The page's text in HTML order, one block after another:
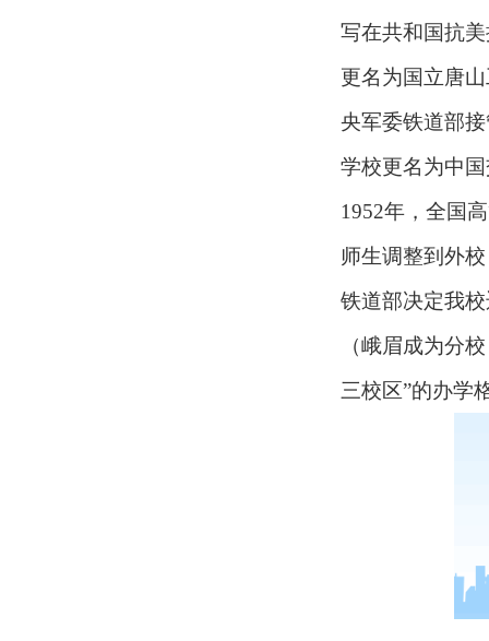
写在共和国抗
更名为国立唐
央军委铁道部
学校更名为中
1952年，全国
师生调整到外
铁道部决定我
（峨眉成为分
三校区”的办学